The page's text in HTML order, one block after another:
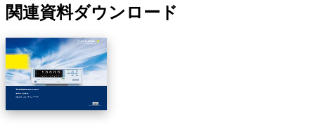
関連資料ダウンロード